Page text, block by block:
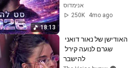
18:13
Visuals)
אנימדוס
250K
4mo ago
שגרם לנועה קירל
להישבר